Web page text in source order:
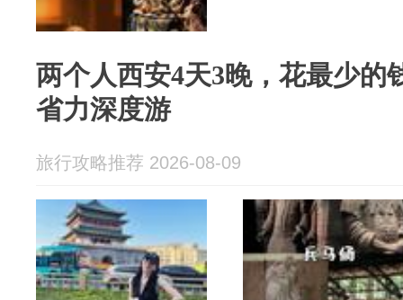
两个人西安4天3晚，花最少的
省力深度游
旅行攻略推荐 2026-08-09